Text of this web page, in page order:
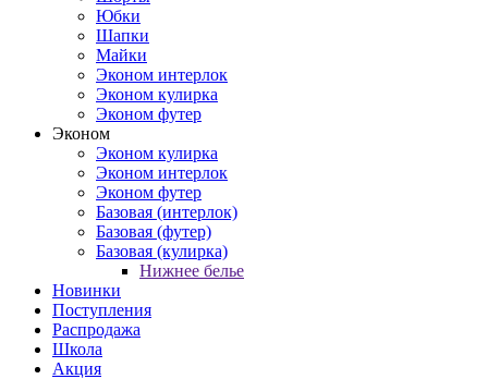
Юбки
Шапки
Майки
Эконом интерлок
Эконом кулирка
Эконом футер
Эконом
Эконом кулирка
Эконом интерлок
Эконом футер
Базовая (интерлок)
Базовая (футер)
Базовая (кулирка)
Нижнее белье
Новинки
Поступления
Распродажа
Школа
Акция